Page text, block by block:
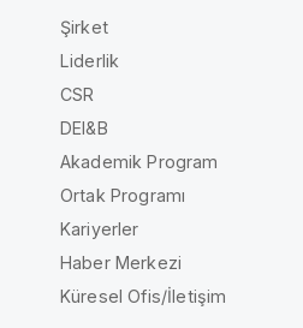
Şirket
Liderlik
CSR
DEI&B
Akademik Program
Ortak Programı
Kariyerler
Haber Merkezi
Küresel Ofis/İletişim